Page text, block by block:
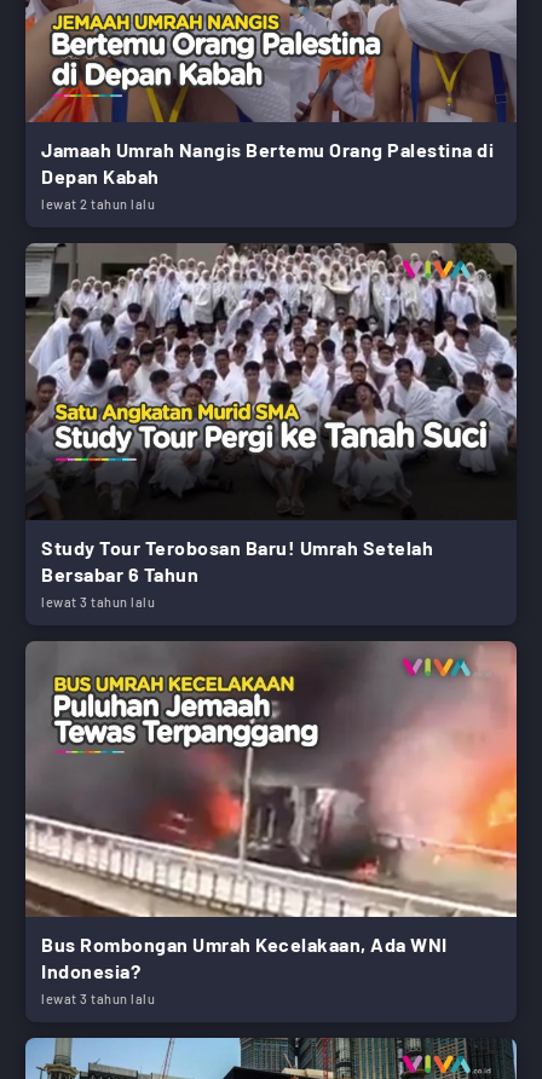
Jamaah Umrah Nangis Bertemu Orang Palestina di
Depan Kabah
lewat 2 tahun lalu
Study Tour Terobosan Baru! Umrah Setelah
Bersabar 6 Tahun
lewat 3 tahun lalu
Bus Rombongan Umrah Kecelakaan, Ada WNI
Indonesia?
lewat 3 tahun lalu